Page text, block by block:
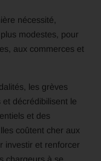
nécessité,
modestes, pour
aux commerces et
les grèves
décrédibilisent le
et des
coûtent cher aux
investir et renforcer